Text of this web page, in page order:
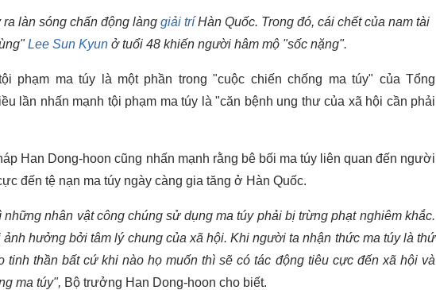
làn sóng chấn động làng giải tríHàn Quốc. Trong đó, cái chết của nam tài
Lee Sun Kyunở tuổi 48 khiến người hâm mộ "sốc nặng".
phạm ma túy là một phần trong "cuộc chiến chống ma túy" của Tổng
lần nhấn mạnh tội phạm ma túy là "căn bệnh ung thư của xã hội cần phải
Han Dong-hoon cũng nhấn mạnh rằng bê bối ma túy liên quan đến người
đến tệ nạn ma túy ngày càng gia tăng ở Hàn Quốc.
nhân vật công chúng sử dụng ma túy phải bị trừng phạt nghiêm khắc.
hưởng bởi tâm lý chung của xã hội. Khi người ta nhận thức ma túy là thứ
tinh thần bất cứ khi nào họ muốn thì sẽ có tác động tiêu cực đến xã hội và
ma túy", Bộ trưởng Han Dong-hoon cho biết.